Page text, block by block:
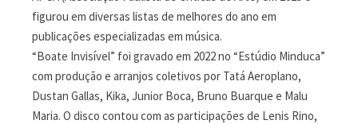
figurou em diversas listas de melhores do ano em
publicações especializadas em música.
“Boate Invisível” foi gravado em 2022 no “Estúdio Minduca”
com produção e arranjos coletivos por Tatá Aeroplano,
Dustan Gallas, Kika, Junior Boca, Bruno Buarque e Malu
Maria. O disco contou com as participações de Lenis Rino,